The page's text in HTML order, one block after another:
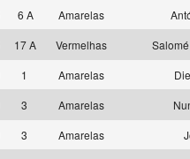
6 A Amarelas
17 A Vermelhas
1 Amarelas
3 Amarelas
3 Amarelas